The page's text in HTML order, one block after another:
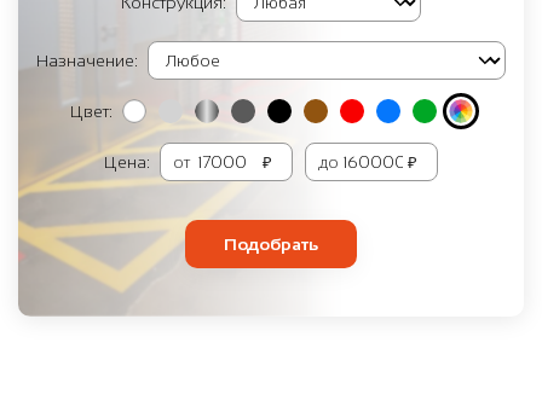
Назначение:
Цвет:
Цена: от ₽ до ₽
Подобрать